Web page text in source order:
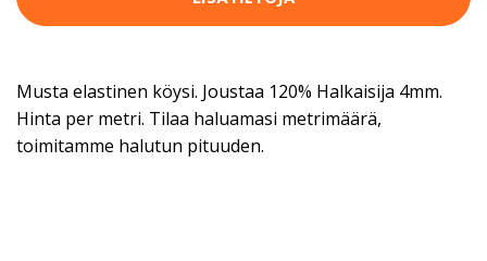
Musta elastinen köysi. Joustaa 120% Halkaisija 4mm.
Hinta per metri. Tilaa haluamasi metrimäärä,
toimitamme halutun pituuden.